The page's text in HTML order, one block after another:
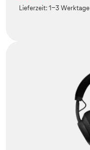
Lieferzeit:1-3 Werktage